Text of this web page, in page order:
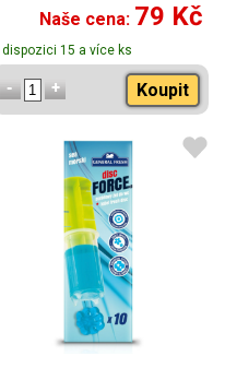
Naše cena: 79 Kč
dispozici 15 a více ks
Koupit